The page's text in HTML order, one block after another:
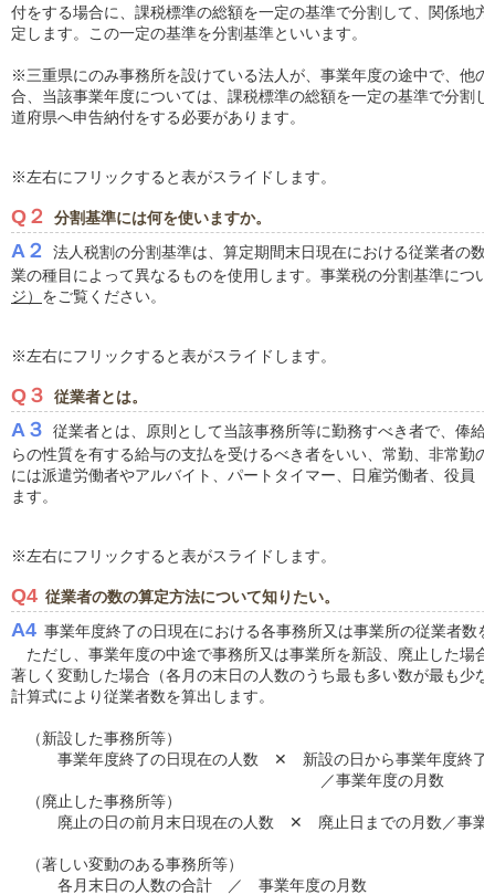
付をする場合に、課税標準の総額を一定の基準で分割して、関係地
定します。この一定の基準を分割基準といいます。
※三重県にのみ事務所を設けている法人が、事業年度の途中で、他
合、当該事業年度については、課税標準の総額を一定の基準で分割
道府県へ申告納付をする必要があります。
※左右にフリックすると表がスライドします。
Q２ 分割基準には何を使いますか。
A２
法人税割の分割基準は、算定期間末日現在における従業者の
業の種目によって異なるものを使用します。事業税の分割基準につい
ジ） をご覧ください。
※左右にフリックすると表がスライドします。
Q３ 従業者とは。
A３
従業者とは、原則として当該事務所等に勤務すべき者で、俸
らの性質を有する給与の支払を受けるべき者をいい、常勤、非常勤
には派遣労働者やアルバイト、パートタイマー、日雇労働者、役員
ます。
※左右にフリックすると表がスライドします。
Q4 従業者の数の算定方法について知りたい。
A4 事業年度終了の日現在における各事務所又は事業所の従業者数
ただし、事業年度の中途で事務所又は事業所を新設、廃止した場
著しく変動した場合（各月の末日の人数のうち最も多い数が最も少
計算式により従業者数を算出します。
（新設した事務所等）
事業年度終了の日現在の人数 ✕ 新設の日から事業年度終了
／事業年度の月数
（廃止した事務所等）
廃止の日の前月末日現在の人数 ✕ 廃止日までの月数／事業
（著しい変動のある事務所等）
各月末日の人数の合計 ／ 事業年度の月数